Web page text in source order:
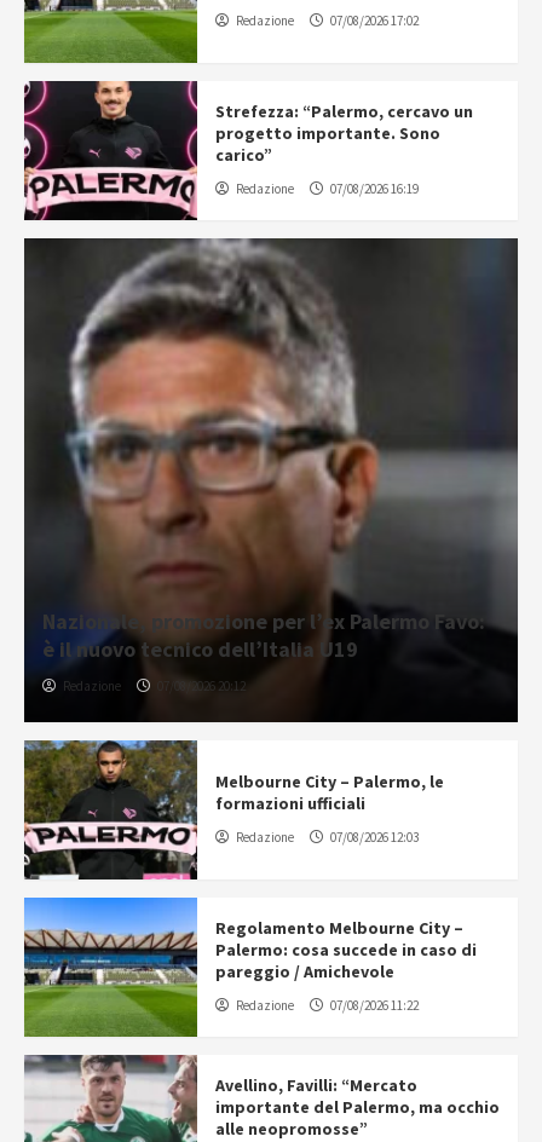
Redazione 07/08/2026 17:02
Strefezza: “Palermo, cercavo un
progetto importante. Sono
carico”
Redazione 07/08/2026 16:19
Nazionale, promozione per l’ex Palermo Favo:
è il nuovo tecnico dell’Italia U19
Redazione 07/08/2026 20:12
Melbourne City – Palermo, le
formazioni ufficiali
Redazione 07/08/2026 12:03
Regolamento Melbourne City –
Palermo: cosa succede in caso di
pareggio / Amichevole
Redazione 07/08/2026 11:22
Avellino, Favilli: “Mercato
importante del Palermo, ma occhio
alle neopromosse”